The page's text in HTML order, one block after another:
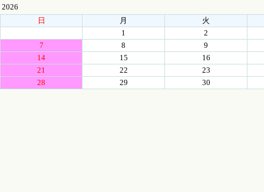
2026
日
月
火
1
2
7
8
9
14
15
16
21
22
23
28
29 30